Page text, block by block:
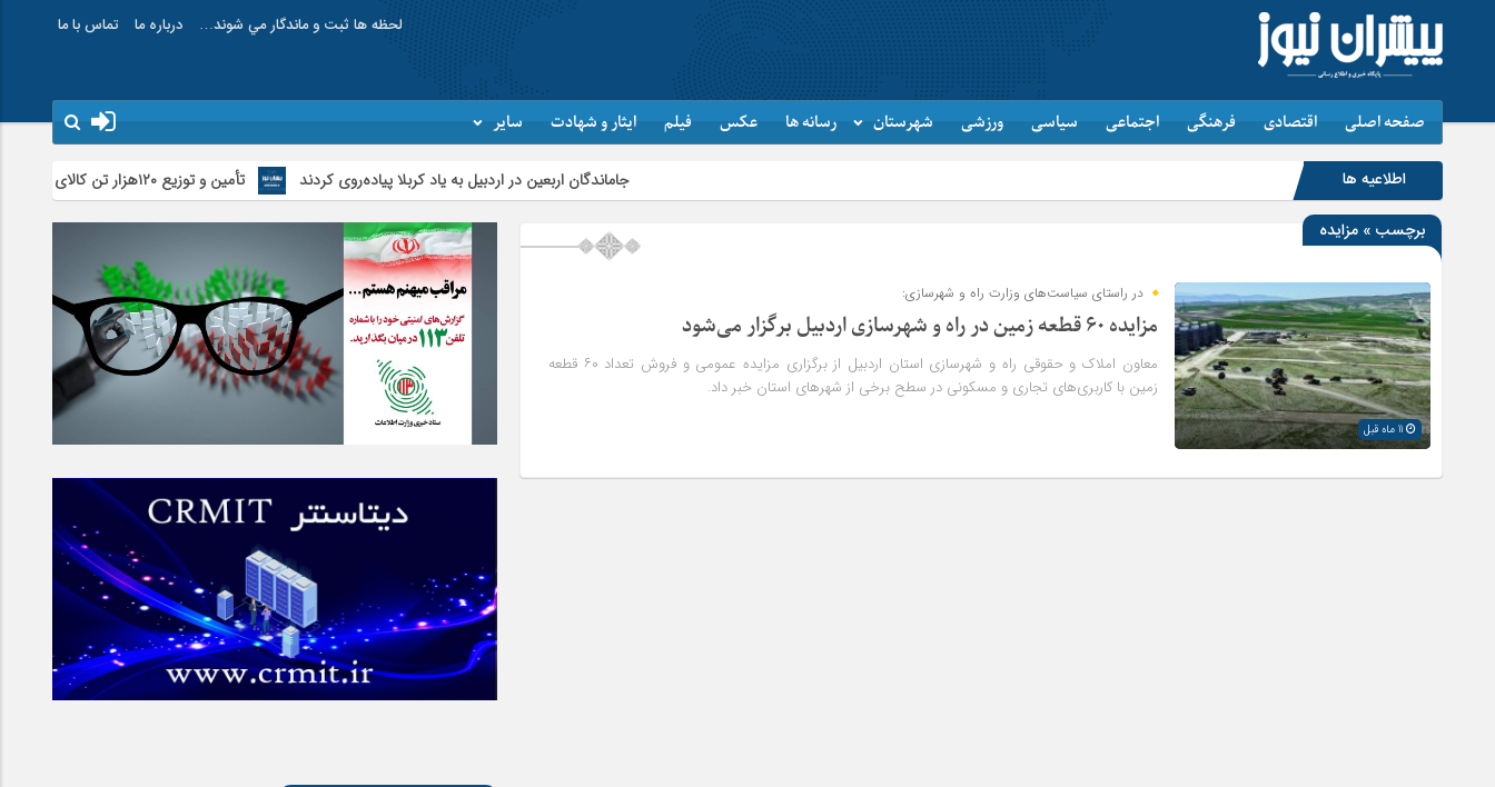
لحظه ها ثبت و ماندگار مي شوند… درباره ما تماس با ما
صفحه اصلی اقتصادی فرهنگی اجتماعی سیاسی ورزشی شهرستان رسانه ها عکس فیلم ایثار و شهادت سایر
اطلاعیه ها جاماندگان اربعین در اردبیل به یاد کربلا پیاده‌روی کردند تأمین و توزیع ۱۲۰هزار تن کالای اساسی در استان اردبیل/ خط دوم ایکس‌ری گمرک بیله‌سوار با تجهیزات مدرن عملیاتی خواهد شد
برچسب » مزایده
در راستای سیاست‌های وزارت راه و شهرسازی:
مزایده ۶۰ قطعه زمین در راه و شهرسازی اردبیل برگزار می‌شود
معاون املاک و حقوقی راه و شهرسازی استان اردبیل از برگزاری مزایده عمومی و فروش تعداد ۶۰ قطعه
زمین با کاربری‌های تجاری و مسکونی در سطح برخی از شهرهای استان خبر داد.